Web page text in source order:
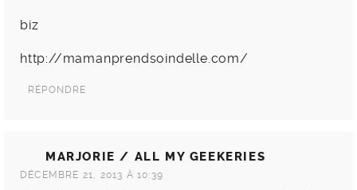
biz
http://mamanprendsoindelle.com/
RÉPONDRE
MARJORIE / ALL MY GEEKERIES
DÉCEMBRE 21, 2013 À 10:39